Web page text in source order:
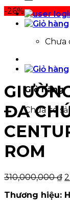
Chưa
Giỏ hàng
Chưa có
-26%
ĐA
ROM
310,000,000₫
Thương hiệu: